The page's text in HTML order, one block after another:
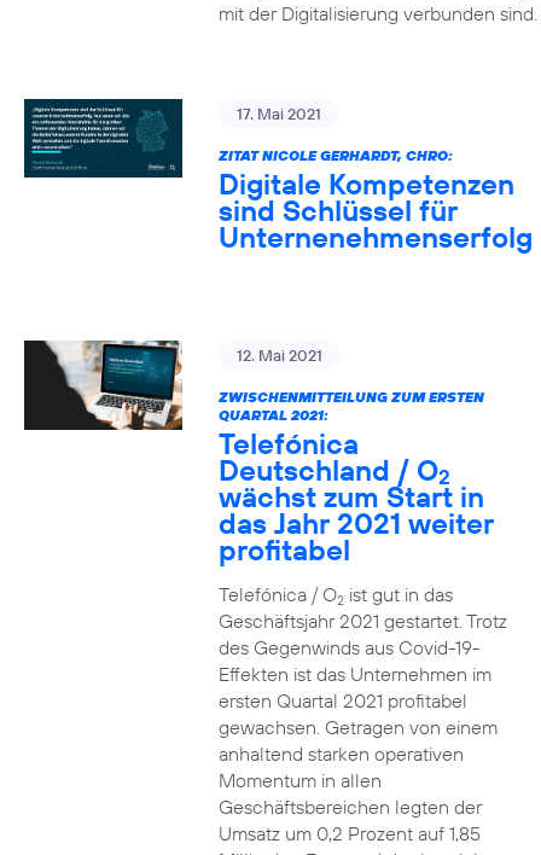
mit der Digitalisierung verbunden sind.
17. Mai 2021
ZITAT NICOLE GERHARDT, CHRO:
Digitale Kompetenzen
sind Schlüssel für
Unternenehmenserfolg
12. Mai 2021
ZWISCHENMITTEILUNG ZUM ERSTEN
QUARTAL 2021:
Telefónica
Deutschland / O2
wächst zum Start in
das Jahr 2021 weiter
profitabel
Telefónica / O2ist gut in das
Geschäftsjahr 2021 gestartet. Trotz
des Gegenwinds aus Covid-19-
Effekten ist das Unternehmen im
ersten Quartal 2021 profitabel
gewachsen. Getragen von einem
anhaltend starken operativen
Momentum in allen
Geschäftsbereichen legten der
Umsatz um 0,2 Prozent auf 1,85